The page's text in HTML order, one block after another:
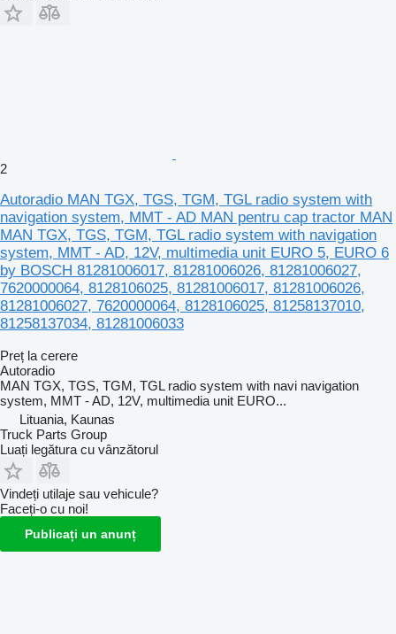
2
Autoradio MAN TGX, TGS, TGM, TGL radio system with
navigation system, MMT - AD MAN pentru cap tractor MAN
MAN TGX, TGS, TGM, TGL radio system with navigation
system, MMT - AD, 12V, multimedia unit EURO 5, EURO 6
by BOSCH 81281006017, 81281006026, 81281006027,
7620000064, 8128106025, 81281006017, 81281006026,
81281006027, 7620000064, 8128106025, 81258137010,
81258137034, 81281006033
Preț la cerere
Autoradio
MAN TGX, TGS, TGM, TGL radio system with navi navigation
system, MMT - AD, 12V, multimedia unit EURO...
Lituania, Kaunas
Truck Parts Group
Luați legătura cu vânzătorul
Vindeți utilaje sau vehicule?
Faceți-o cu noi!
Publicați un anunț